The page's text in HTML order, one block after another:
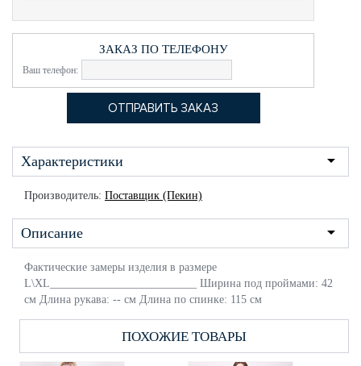
ЗАКАЗ ПО ТЕЛЕФОНУ
Ваш телефон:
Характеристики
Производитель: Поставщик (Пекин)
Описание
Фактические замеры изделия в размере
L\XL__________________________ Ширина под проймами: 42
см Длина рукава: -- см Длина по спинке: 115 см
ПОХОЖИЕ ТОВАРЫ